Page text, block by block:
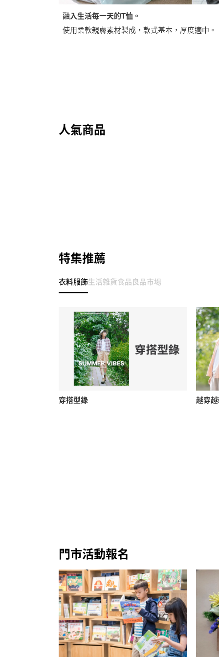
融入生活每一天的T恤。
使用柔軟親膚素材製成，款式基本，厚度適中。
人氣商品
特集推薦
衣料服飾生活雜貨食品良品市場
穿搭型錄 越穿
門市活動報名